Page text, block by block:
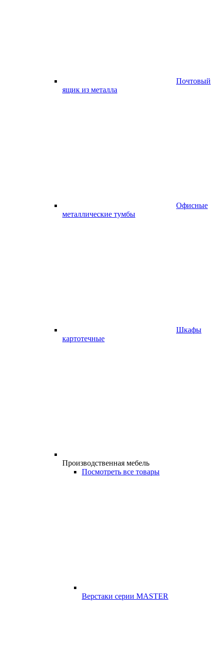
Почтовый
ящик из металла
Офисные
металлические тумбы
Шкафы
картотечные
Производственная мебель
Посмотреть все товары
Верстаки серии MASTER